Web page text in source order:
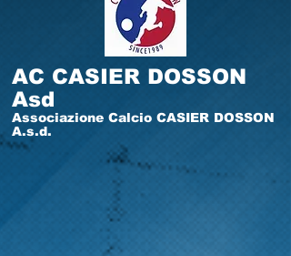
AC CASIER DOSSON
Asd
Associazione Calcio CASIER DOSSON
A.s.d.